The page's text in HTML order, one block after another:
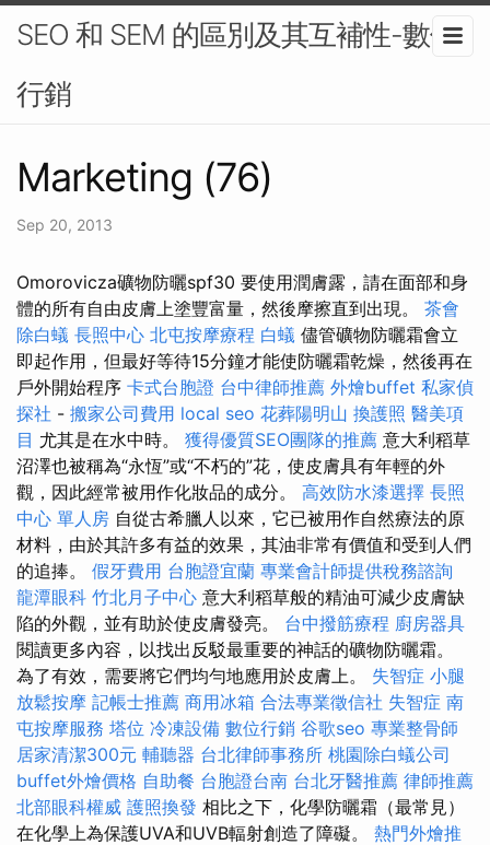
SEO 和 SEM 的區別及其互補性-數位
行銷
Marketing (76)
Sep 20, 2013
Omorovicza礦物防曬spf30 要使用潤膚露，請在面部和身
體的所有自由皮膚上塗豐富量，然後摩擦直到出現。 茶會
除白蟻 長照中心 北屯按摩療程 白蟻 儘管礦物防曬霜會立
即起作用，但最好等待15分鐘才能使防曬霜乾燥，然後再在
戶外開始程序 卡式台胞證 台中律師推薦 外燴buffet 私家偵
探社 - 搬家公司費用 local seo 花葬陽明山 換護照 醫美項
目 尤其是在水中時。 獲得優質SEO團隊的推薦 意大利稻草
沼澤也被稱為“永恆”或“不朽的”花，使皮膚具有年輕的外
觀，因此經常被用作化妝品的成分。 高效防水漆選擇 長照
中心 單人房 自從古希臘人以來，它已被用作自然療法的原
材料，由於其許多有益的效果，其油非常有價值和受到人們
的追捧。 假牙費用 台胞證宜蘭 專業會計師提供稅務諮詢
龍潭眼科 竹北月子中心 意大利稻草般的精油可減少皮膚缺
陷的外觀，並有助於使皮膚發亮。 台中撥筋療程 廚房器具
閱讀更多內容，以找出反駁最重要的神話的礦物防曬霜。
為了有效，需要將它們均勻地應用於皮膚上。 失智症 小腿
放鬆按摩 記帳士推薦 商用冰箱 合法專業徵信社 失智症 南
屯按摩服務 塔位 冷凍設備 數位行銷 谷歌seo 專業整骨師
居家清潔300元 輔聽器 台北律師事務所 桃園除白蟻公司
buffet外燴價格 自助餐 台胞證台南 台北牙醫推薦 律師推薦
北部眼科權威 護照換發 相比之下，化學防曬霜（最常見）
在化學上為保護UVA和UVB輻射創造了障礙。 熱門外燴推